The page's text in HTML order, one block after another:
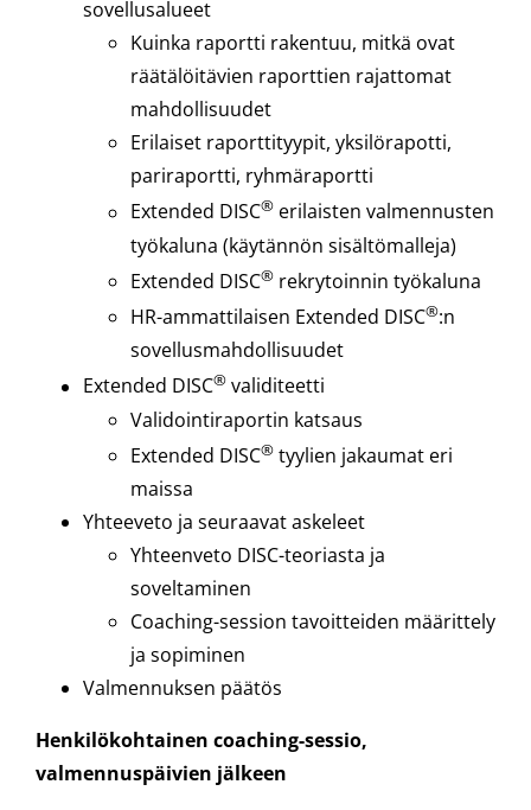
sovellusalueet
Kuinka raportti rakentuu, mitkä ovat
räätälöitävien raporttien rajattomat
mahdollisuudet
Erilaiset raporttityypit, yksilörapotti,
pariraportti, ryhmäraportti
Extended DISC® erilaisten valmennusten
työkaluna (käytännön sisältömalleja)
Extended DISC® rekrytoinnin työkaluna
HR-ammattilaisen Extended DISC®:n
sovellusmahdollisuudet
Extended DISC® validiteetti
Validointiraportin katsaus
Extended DISC® tyylien jakaumat eri
maissa
Yhteeveto ja seuraavat askeleet
Yhteenveto DISC-teoriasta ja
soveltaminen
Coaching-session tavoitteiden määrittely
ja sopiminen
Valmennuksen päätös
Henkilökohtainen coaching-sessio,
valmennuspäivien jälkeen